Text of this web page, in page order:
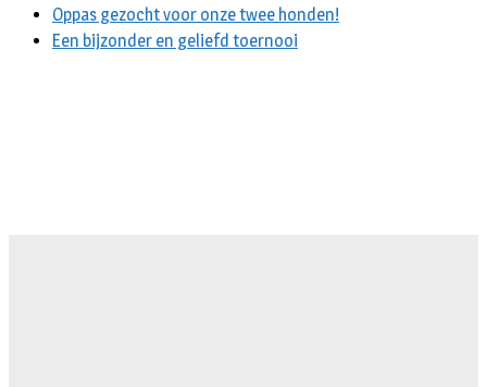
Oppas gezocht voor onze twee honden!
Een bijzonder en geliefd toernooi